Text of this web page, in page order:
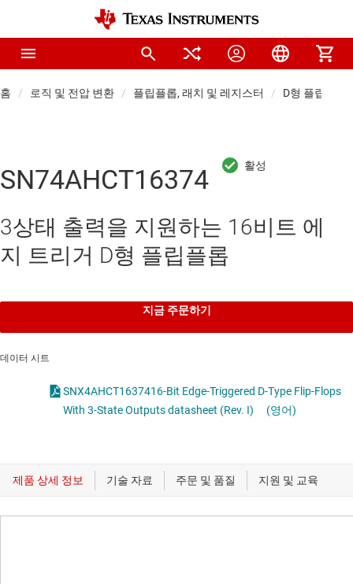
홈 로직 및 전압 변환 플립플롭, 래치 및 레지스터 D형 플립플롭
SN74AHCT16374
3상태 출력을 지원하는 16비트 에
지 트리거 D형 플립플롭
지금 주문하기
데이터 시트
SNX4AHCT1637416-Bit Edge-Triggered D-Type Flip-Flops
With 3-State Outputs datasheet (Rev. I)
(영어)